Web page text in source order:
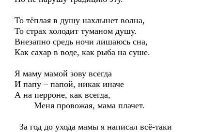
То тёплая в душу нахлынет волна,
То страх холодит туманом душу.
Внезапно средь ночи лишаюсь сна,
Как сахар в воде, как рыба на суше.
Я маму мамой зову всегда
И папу – папой, никак иначе
А на перроне, как всегда,
Меня провожая, мама плачет.
За год до ухода мамы я написал всё-таки